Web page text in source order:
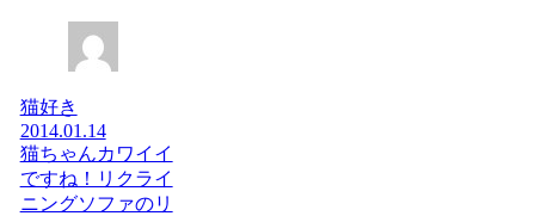
猫好き
2014.01.14
猫ちゃんカワイイ
ですね！リクライ
ニングソファのリ